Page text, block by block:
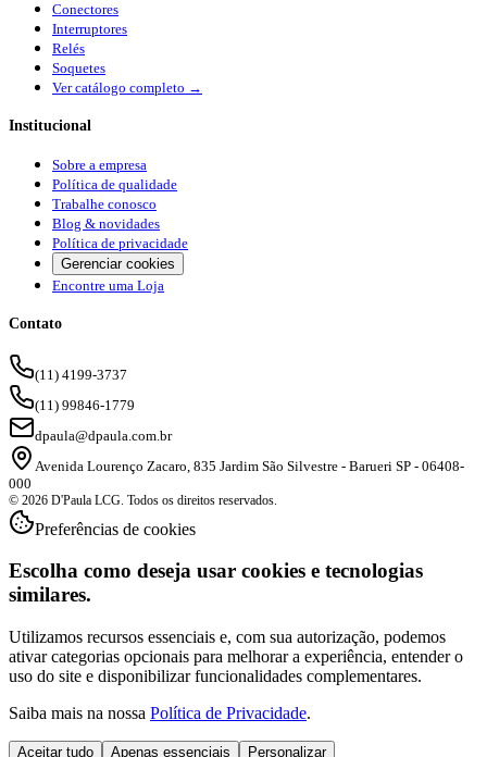
Conectores
Interruptores
Relés
Soquetes
Ver catálogo completo →
Institucional
Sobre a empresa
Política de qualidade
Trabalhe conosco
Blog & novidades
Política de privacidade
Gerenciar cookies
Encontre uma Loja
Contato
(11) 4199-3737
(11) 99846-1779
dpaula@dpaula.com.br
Avenida Lourenço Zacaro, 835 Jardim São Silvestre - Barueri SP - 06408-
000
© 2026 D'Paula LCG. Todos os direitos reservados.
Preferências de cookies
Escolha como deseja usar cookies e tecnologias
similares.
Utilizamos recursos essenciais e, com sua autorização, podemos
ativar categorias opcionais para melhorar a experiência, entender o
uso do site e disponibilizar funcionalidades complementares.
Saiba mais na nossa Política de Privacidade.
Aceitar tudo Apenas essenciais Personalizar